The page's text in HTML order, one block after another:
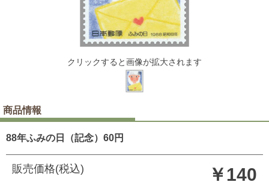
クリックすると画像が拡大されます
商品情報
88年ふみの日（記念）60円
販売価格(税込) ￥140